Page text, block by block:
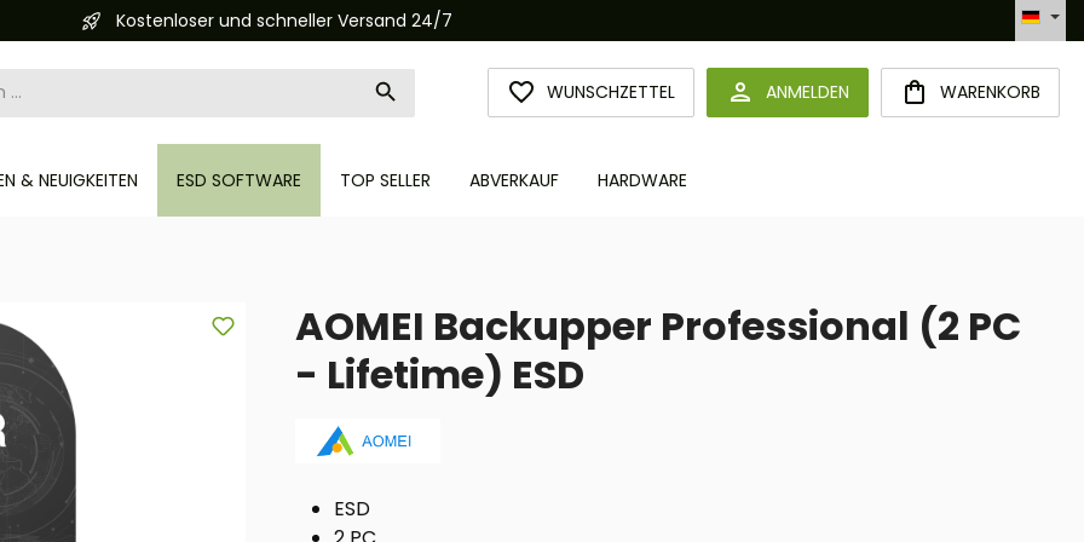
Kostenloser und schneller Versand 24/7 Automatisierte Bestellabwicklung (API)
WUNSCHZETTELDU HAST 0 PRODUKTE AUF DEM MERKZETTEL
ANMELDEN WARENKORB
& NEUIGKEITEN ESD SOFTWARE TOP SELLER ABVERKAUF HARDWARE
AOMEI Backupper Professional (2 PC
- Lifetime) ESD
ESD